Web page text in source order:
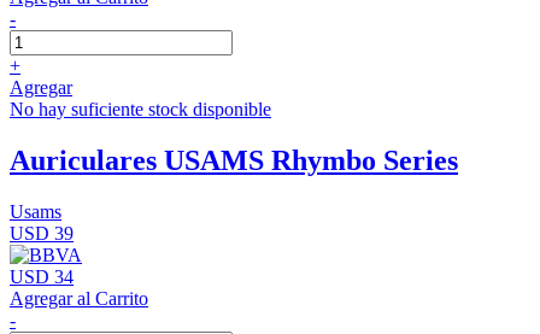
-
+
Agregar
No hay suficiente stock disponible
Auriculares USAMS Rhymbo Series
Usams
USD 39
USD 34
Agregar al Carrito
-